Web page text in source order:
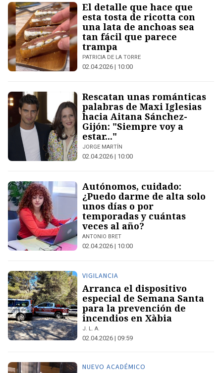
El detalle que hace que
esta tosta de ricotta con
una lata de anchoas sea
tan fácil que parece
trampa
PATRICIA DE LA TORRE
02.04.2026 | 10:00
Rescatan unas románticas
palabras de Maxi Iglesias
hacia Aitana Sánchez-
Gijón: "Siempre voy a
estar..."
JORGE MARTÍN
02.04.2026 | 10:00
Autónomos, cuidado:
¿Puedo darme de alta solo
unos días o por
temporadas y cuántas
veces al año?
ANTONIO BRET
02.04.2026 | 10:00
VIGILANCIA
Arranca el dispositivo
especial de Semana Santa
para la prevención de
incendios en Xàbia
J. L. A.
02.04.2026 | 09:59
NUEVO ACADÉMICO